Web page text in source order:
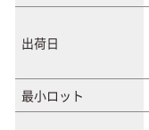
出荷日
最小ロット